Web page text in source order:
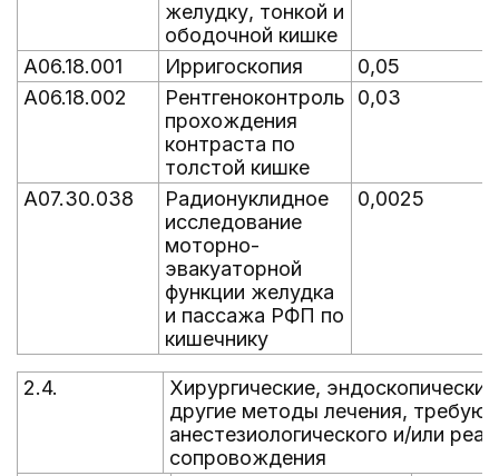
желудку, тонкой и
ободочной кишке
A06.18.001 Ирригоскопия
0,05
A06.18.002
Рентгеноконтроль
прохождения
контраста по
толстой кишке
0,03
A07.30.038
Радионуклидное
исследование
моторно-
эвакуаторной
функции желудка
и пассажа РФП по
кишечнику
0,0025
2.4.
Хирургические,
другие методы лечения,
анестезиологического и/или
сопровождения